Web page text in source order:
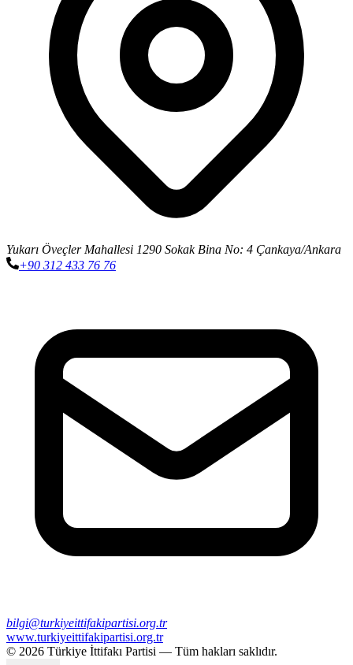
Yukarı Öveçler Mahallesi 1290 Sokak Bina No: 4 Çankaya/Ankara
+90 312 433 76 76
bilgi@turkiyeittifakipartisi.org.tr
www.turkiyeittifakipartisi.org.tr
© 2026 Türkiye İttifakı Partisi — Tüm hakları saklıdır.